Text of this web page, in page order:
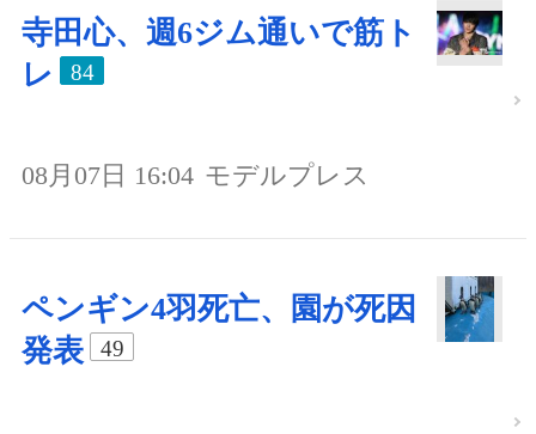
寺田心、週6ジム通いで筋ト
レ
84
08月07日 16:04 モデルプレス
ペンギン4羽死亡、園が死因
発表
49